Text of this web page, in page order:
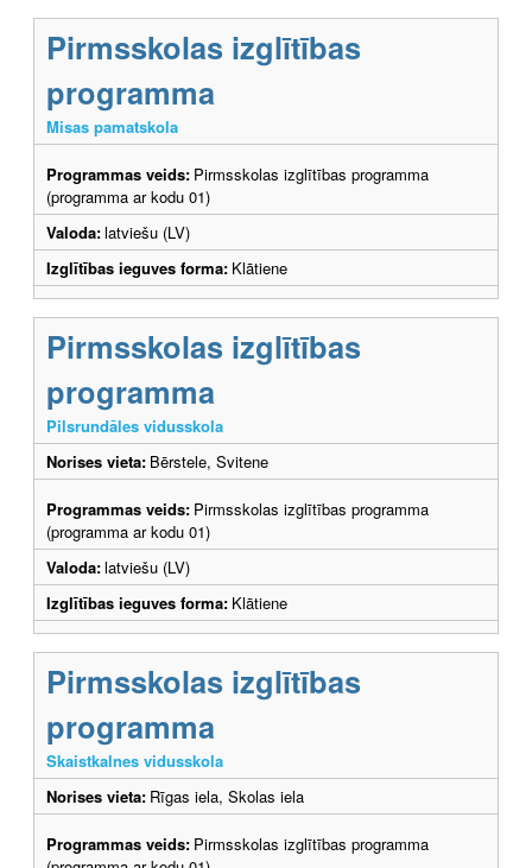
Pirmsskolas izglītības
programma
Misas pamatskola
Programmas veids: Pirmsskolas izglītības programma
(programma ar kodu 01)
Valoda:latviešu (LV)
Izglītības ieguves forma: Klātiene
Pirmsskolas izglītības
programma
Pilsrundāles vidusskola
Norises vieta: Bērstele, Svitene
Programmas veids: Pirmsskolas izglītības programma
(programma ar kodu 01)
Valoda:latviešu (LV)
Izglītības ieguves forma: Klātiene
Pirmsskolas izglītības
programma
Skaistkalnes vidusskola
Norises vieta: Rīgas iela, Skolas iela
Programmas veids: Pirmsskolas izglītības programma